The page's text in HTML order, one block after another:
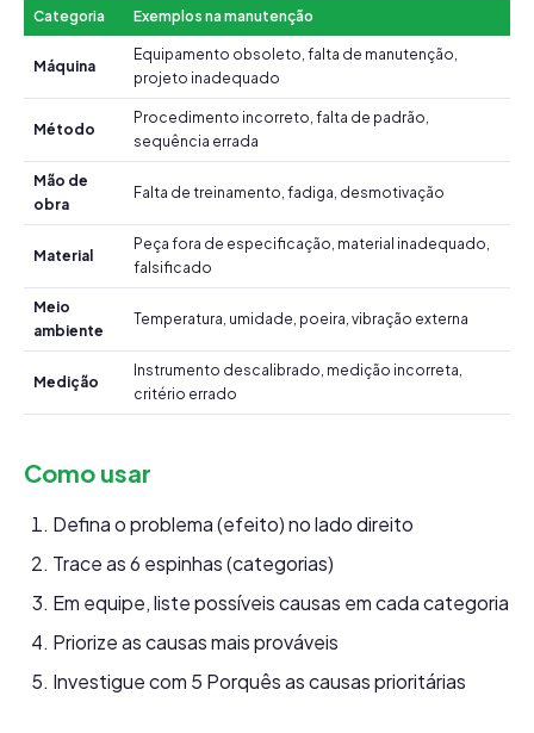
Categoria Exemplos na manutenção
Máquina
Equipamento obsoleto, falta de manutenção,
projeto inadequado
Método
Procedimento incorreto, falta de padrão,
sequência errada
Mão de
obra
Falta de treinamento, fadiga, desmotivação
Material
Peça fora de especificação, material inadequado,
falsificado
Meio
ambiente
Temperatura, umidade, poeira, vibração externa
Medição
Instrumento descalibrado, medição incorreta,
critério errado
Como usar
Defina o problema (efeito) no lado direito
Trace as 6 espinhas (categorias)
Em equipe, liste possíveis causas em cada categoria
Priorize as causas mais prováveis
Investigue com 5 Porquês as causas prioritárias